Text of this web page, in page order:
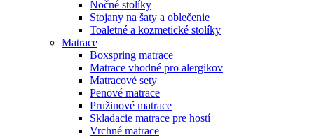
Nočné stolíky
Stojany na šaty a oblečenie
Toaletné a kozmetické stolíky
Matrace
Boxspring matrace
Matrace vhodné pro alergikov
Matracové sety
Penové matrace
Pružinové matrace
Skladacie matrace pre hostí
Vrchné matrace